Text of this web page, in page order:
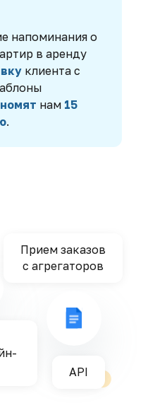
напоминания о
в аренду
клиента с
нам 15
.
Прием заказов
с агрегаторов
API